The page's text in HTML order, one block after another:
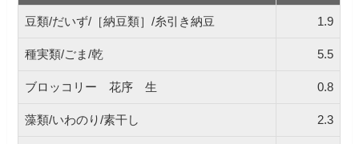
豆類/だいず/［納豆類］/糸引き納豆 1.9
種実類/ごま/乾 5.5
ブロッコリー 花序 生 0.8
藻類/いわのり/素干し 2.3